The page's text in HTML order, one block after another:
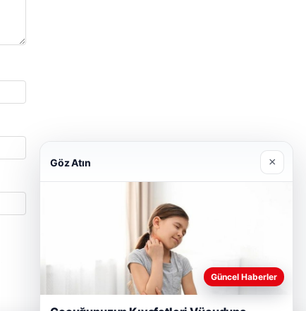
Göz Atın ×
Güncel Haberler